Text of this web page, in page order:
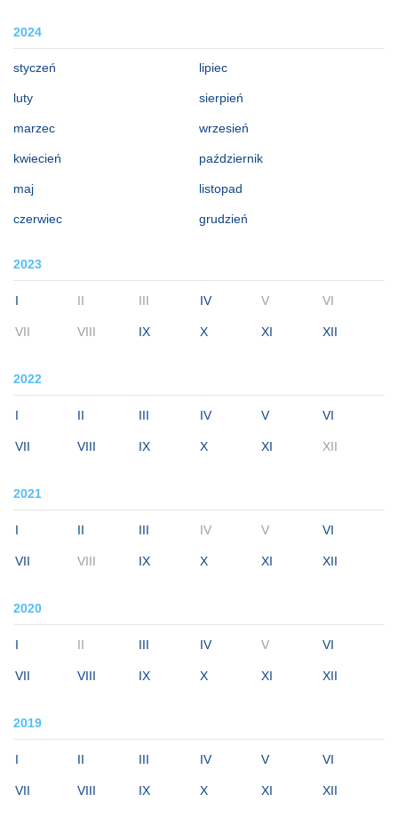
2024
styczeń
luty
marzec
kwiecień
maj
czerwiec
lipiec
sierpień
wrzesień
październik
listopad
grudzień
2023
I II III IV V VI
VII VIII IX X XI XII
2022
I II III IV V VI
VII VIII IX X XI XII
2021
I II III IV V VI
VII VIII IX X XI XII
2020
I II III IV V VI
VII VIII IX X XI XII
2019
I II III IV V VI
VII VIII IX X XI XII